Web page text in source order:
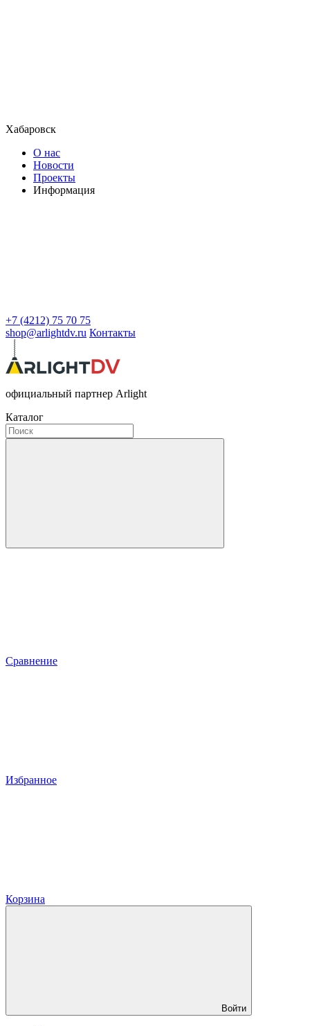
Хабаровск
О нас
Новости
Проекты
Информация
+7 (4212) 75 70 75
shop@arlightdv.ru Контакты
официальный партнер Arlight
Каталог
Сравнение
Избранное
Корзина
Войти